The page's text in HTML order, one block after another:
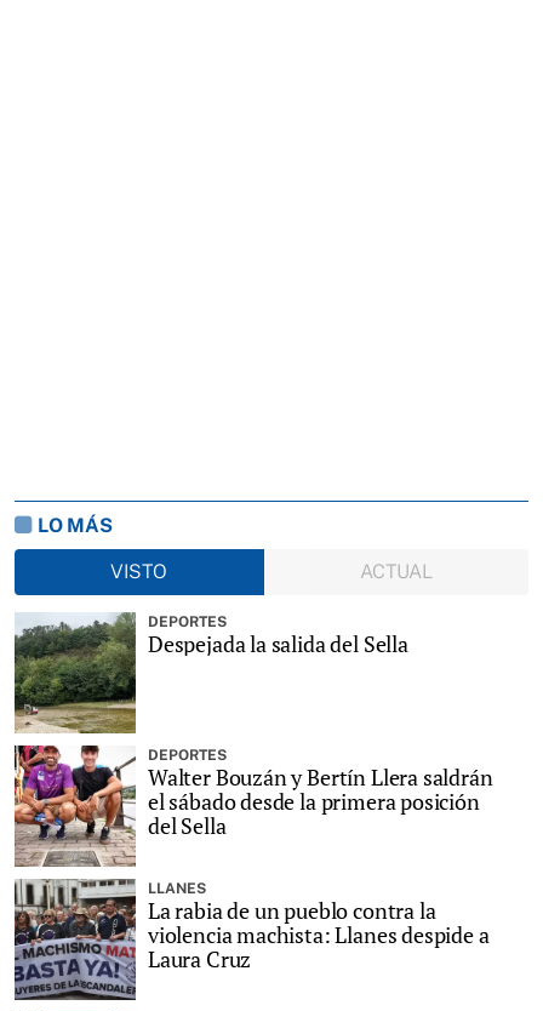
LO MÁS
VISTO
ACTUAL
DEPORTES
Despejada la salida del Sella
DEPORTES
Walter Bouzán y Bertín Llera saldrán
el sábado desde la primera posición
del Sella
LLANES
La rabia de un pueblo contra la
violencia machista: Llanes despide a
Laura Cruz